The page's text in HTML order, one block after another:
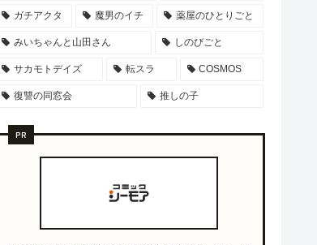
ガチアクタ 魔男のイチ 薬屋のひとりごと
みいちゃんと山田さん しのびごと
サカモトデイズ 転スラ COSMOS
復讐の同窓会 推しの子
PR